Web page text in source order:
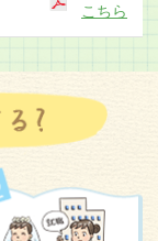
こちら